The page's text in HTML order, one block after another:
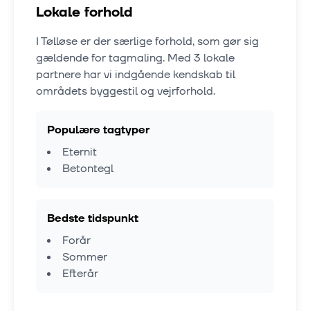
Lokale forhold
ITølløseer der særlige forhold, som gør sig
gældende for tagmaling. Med 3 lokale
partnere har vi indgående kendskab til
områdets byggestil og vejrforhold.
Populære tagtyper
Eternit
Betontegl
Bedste tidspunkt
Forår
Sommer
Efterår